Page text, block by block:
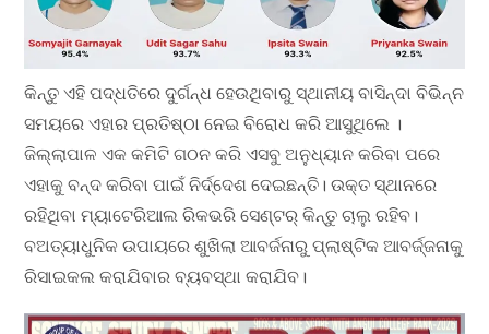
କିନ୍ତୁ ଏହି ପଦ୍ଧତିରେ ଦୁର୍ଗନ୍ଧ ହେଉଥିବାରୁ ସ୍ଥାନୀୟ ବାସିନ୍ଦା ବିଭିନ୍ନ
ସମୟରେ ଏହାର ପ୍ରତିଷ୍ଠା ନେଇ ବିରୋଧ କରି ଆସୁଥିଲେ ।
ଜିଲ୍ଲାପାଳ ଏକ କମିଟି ଗଠନ କରି ଏସବୁ ଅନୁଧ୍ୟାନ କରିବା ପରେ
ଏହାକୁ ବନ୍ଦ କରିବା ପାଇଁ ନିର୍ଦ୍ଦେଶ ଦେଇଛନ୍ତି। ଉକ୍ତ ସ୍ଥାନରେ
ରହିଥିବା ମ୍ୟାଟେରିଆଲ ରିକଭରି ସେଣ୍ଟର୍ କିନ୍ତୁ ଚାଲୁ ରହିବ।
ବଅତ୍ୟାଧୁନିକ ଉପାୟରେ ଶୁଖିଲା ଆବର୍ଜନାରୁ ପ୍ଲାଷ୍ଟିକ ଆବର୍ଜ୍ଜନାକୁ
ରିସାଇକଲ କରାଯିବାର ବ୍ୟବସ୍ଥା କରାଯିବ।